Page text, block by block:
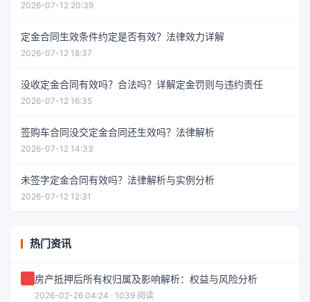
2026-07-12 20:39
定金合同生效条件约定是否有效？法律效力详解
2026-07-12 18:37
没收定金合同有效吗？合法吗？详解定金罚则与违约责任
2026-07-12 16:35
签购车合同没交定金合同还生效吗？法律解析
2026-07-12 14:33
未签字定金合同有效吗？法律解析与实例分析
2026-07-12 12:31
热门资讯
房产抵押后所有权归属及影响解析：权益与风险分析
2026-02-26 04:24 · 1039 阅读